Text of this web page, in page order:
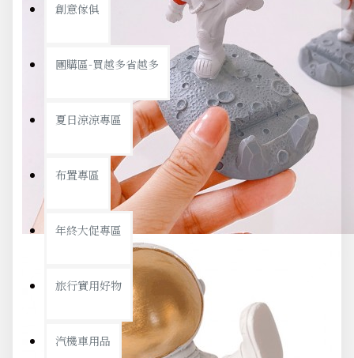
創意傢俱
團購區-買越多省越多
夏日涼涼專區
布置專區
年終大促專區
旅行實用好物
汽機車用品